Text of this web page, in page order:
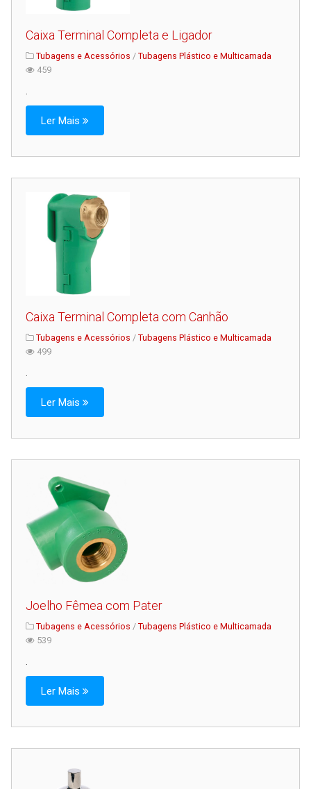
Caixa Terminal Completa e Ligador
Tubagens e Acessórios / Tubagens Plástico e Multicamada
459
Ler Mais
Caixa Terminal Completa com Canhão
Tubagens e Acessórios / Tubagens Plástico e Multicamada
499
Ler Mais
Joelho Fêmea com Pater
Tubagens e Acessórios / Tubagens Plástico e Multicamada
539
Ler Mais